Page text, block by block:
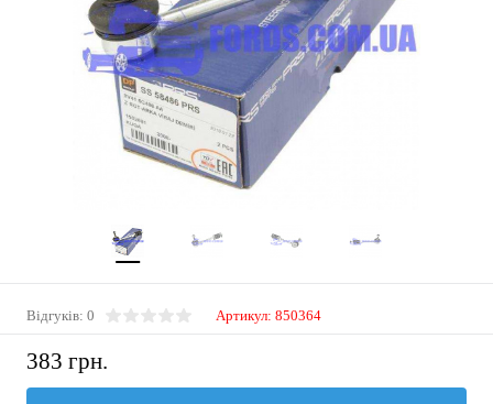
Відгуків: 0 Артикул: 850364
383 грн.